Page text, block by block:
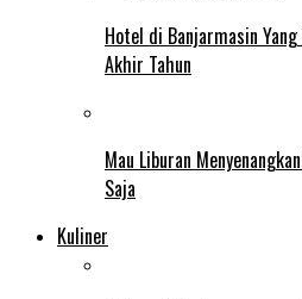
Hotel di Banjarmasin
Akhir Tahun
Mau Liburan
Saja
Kuliner